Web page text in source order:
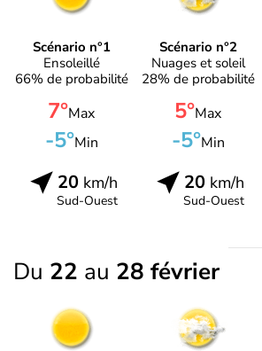
Scénario n°1
Ensoleillé
66% de probabilité
7°Max
-5°Min
20km/h
Sud-Ouest
Scénario n°2
Nuages et soleil
28% de probabilité
5°Max
-5°Min
20km/h
Sud-Ouest
Du 22 au 28 février